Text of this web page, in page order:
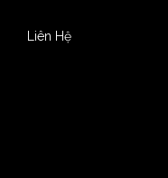
Liên Hệ